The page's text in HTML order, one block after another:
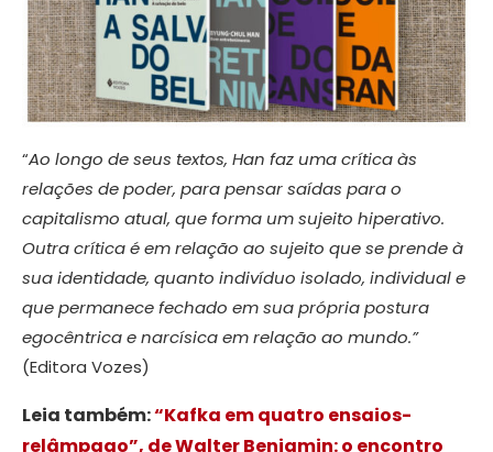
“Ao longo de seus textos, Han faz uma crítica às
relações de poder, para pensar saídas para o
capitalismo atual, que forma um sujeito hiperativo.
Outra crítica é em relação ao sujeito que se prende à
sua identidade, quanto indivíduo isolado, individual e
que permanece fechado em sua própria postura
egocêntrica e narcísica em relação ao mundo.”
(Editora Vozes)
Leia também:“Kafka em quatro ensaios-
relâmpago”, de Walter Benjamin: o encontro